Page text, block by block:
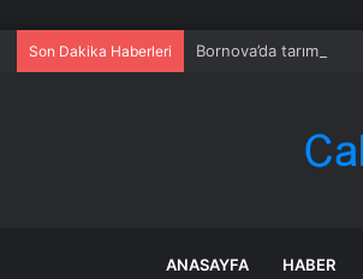
Son Dakika Haberleri Bornova’da tarım ve
ANASAYFA HABER